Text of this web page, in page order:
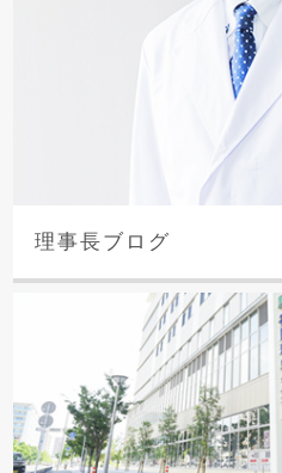
理事長ブログ